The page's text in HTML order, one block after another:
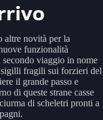
altre novità per la
funzionalità
viaggio in nome
fragili sui forzieri del
il grande passo e
di queste strane casse
di scheletri pronti a